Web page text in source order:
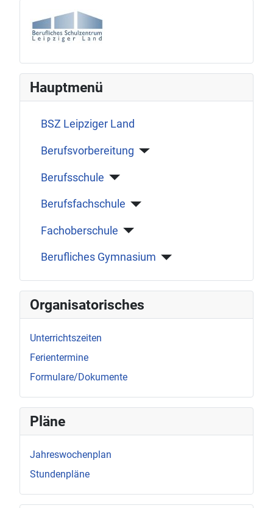
Hauptmenü
BSZ Leipziger Land
Berufsvorbereitung
Berufsschule
Berufsfachschule
Fachoberschule
Berufliches Gymnasium
Organisatorisches
Unterrichtszeiten
Ferientermine
Formulare/Dokumente
Pläne
Jahreswochenplan
Stundenpläne